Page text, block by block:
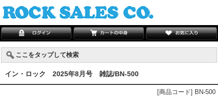
ここをタップして検索
イン・ロック 2025年8月号 雑誌/BN-500
[商品コード] BN-500